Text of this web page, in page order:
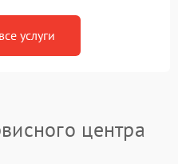
услуги
центра